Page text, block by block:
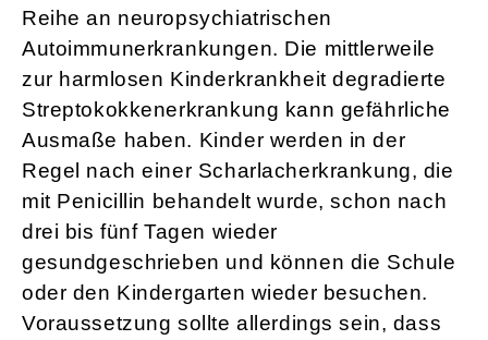
Reihe an neuropsychiatrischen
Autoimmunerkrankungen. Die mittlerweile
zur harmlosen Kinderkrankheit degradierte
Streptokokkenerkrankung kann gefährliche
Ausmaße haben. Kinder werden in der
Regel nach einer Scharlacherkrankung, die
mit Penicillin behandelt wurde, schon nach
drei bis fünf Tagen wieder
gesundgeschrieben und können die Schule
oder den Kindergarten wieder besuchen.
Voraussetzung sollte allerdings sein, dass